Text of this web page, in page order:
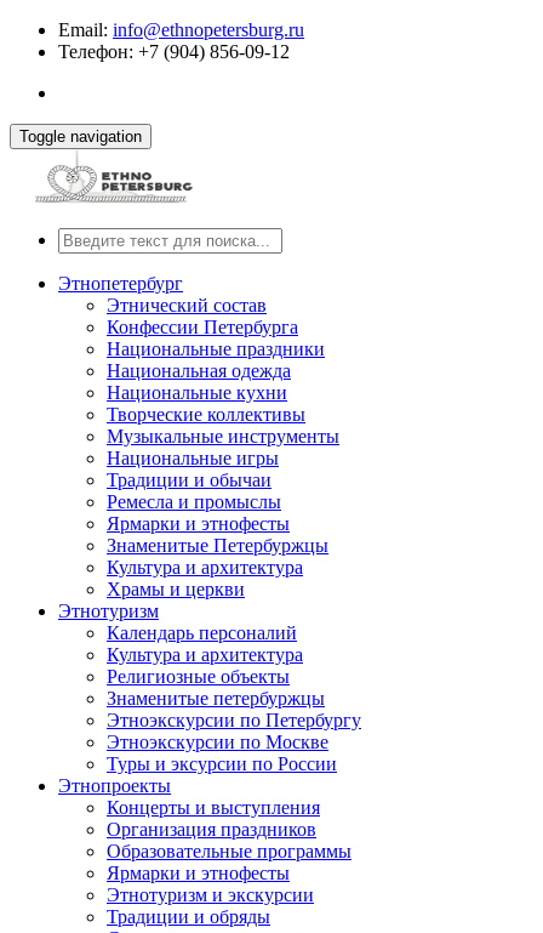
Email: info@ethnopetersburg.ru
Телефон: +7 (904) 856-09-12
Toggle navigation
Этнопетербург
Этнический состав
Конфессии Петербурга
Национальные праздники
Национальная одежда
Национальные кухни
Творческие коллективы
Музыкальные инструменты
Национальные игры
Традиции и обычаи
Ремесла и промыслы
Ярмарки и этнофесты
Знаменитые Петербуржцы
Культура и архитектура
Храмы и церкви
Этнотуризм
Календарь персоналий
Культура и архитектура
Религиозные объекты
Знаменитые петербуржцы
Этноэкскурсии по Петербургу
Этноэкскурсии по Москве
Туры и эксурсии по России
Этнопроекты
Концерты и выступления
Организация праздников
Образовательные программы
Ярмарки и этнофесты
Этнотуризм и экскурсии
Традиции и обряды